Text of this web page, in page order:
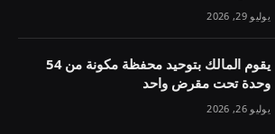
يوليو 29, 2026
يقوم المالك بتوحيد محفظة مكونة من 54
وحدة تحت مقرض واحد
يوليو 26, 2026